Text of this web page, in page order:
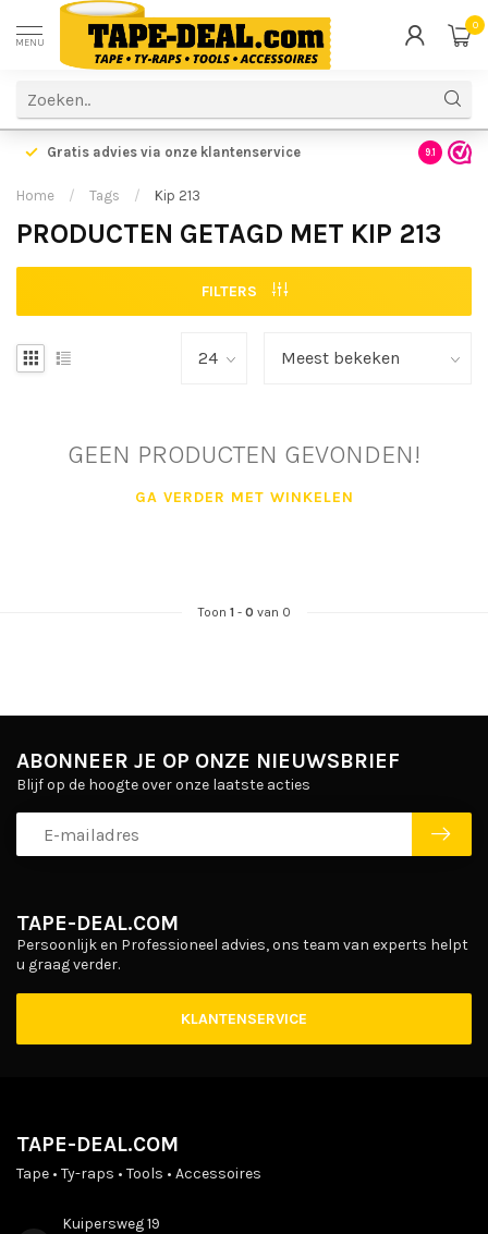
MENU
0
Gratis advies via onze klantenservice 9.1
Home / Tags / Kip 213
PRODUCTEN GETAGD MET KIP 213
FILTERS
GEEN PRODUCTEN GEVONDEN!
GA VERDER MET WINKELEN
Toon 1- 0 van 0
TAPE-DEAL.COM
Persoonlijk en Professioneel advies, ons team van experts helpt
u graag verder.
KLANTENSERVICE
ABONNEER JE OP ONZE NIEUWSBRIEF
Blijf op de hoogte over onze laatste acties
TAPE-DEAL.COM
Tape • Ty-raps • Tools • Accessoires
Kuipersweg 19